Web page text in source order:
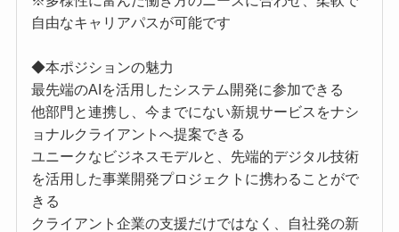
自由なキャリアパスが可能です
◆本ポジションの魅力
最先端のAIを活用したシステム開発に参加できる
他部門と連携し、今までにない新規サービスをナシ
ョナルクライアントへ提案できる
ユニークなビジネスモデルと、先端的デジタル技術
を活用した事業開発プロジェクトに携わることがで
きる
クライアント企業の支援だけではなく、自社発の新